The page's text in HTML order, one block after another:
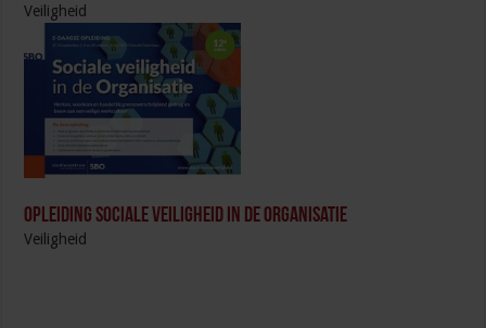
Veiligheid
Opleiding Sociale Veiligheid in de Organisatie
Veiligheid